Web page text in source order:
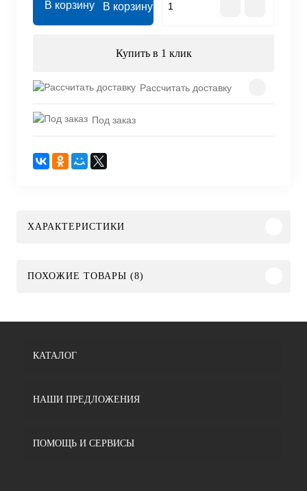
В корзину
Купить в 1 клик
Рассчитать доставку
Под заказ
ХАРАКТЕРИСТИКИ
ПОХОЖИЕ ТОВАРЫ (8)
КАТАЛОГ
НАШИ ПРЕДЛОЖЕНИЯ
ПОМОЩЬ И СЕРВИСЫ